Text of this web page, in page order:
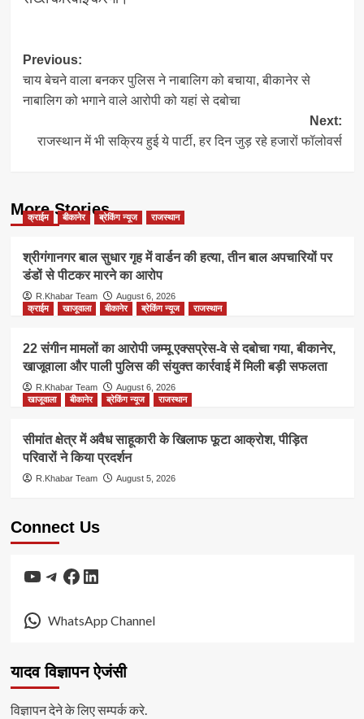
Post
navigation
Previous:
चाय बेचने वाला बनकर पुलिस ने नाबालिग को बचाया, बीकानेर से
नाबालिग को भगाने वाले आरोपी को यहां से दबोचा
Next:
राजस्थान में भी सक्रिय हुई ये पार्टी, हर दिन जुड़ रहे हजारों फॉलोवर्स
More Stories
क्राईम बीकानेर ब्रेकिंग न्यूज राजस्थान
श्रीगंगानगर बाल सुधार गृह में वार्डन की हत्या, तीन बाल अपचारियों पर
डंडों से पीटकर मारने का आरोप
R.Khabar Team
August 6, 2026
क्राईम
खाजूवाला बीकानेर ब्रेकिंग न्यूज राजस्थान
22 संगीन मामलों का आरोपी जम्मू एक्सप्रेस-वे से दबोचा गया, बीकानेर,
खाजूवाला और पाली पुलिस की संयुक्त कार्रवाई में मिली बड़ी सफलता
R.Khabar Team
August 6, 2026
खाजूवाला
बीकानेर ब्रेकिंग न्यूज राजस्थान
सीमांत क्षेत्र में अवैध साहूकारी के खिलाफ फूटा आक्रोश, पीड़ित
परिवारों ने किया प्रदर्शन
R.Khabar Team August 5, 2026
Connect Us
YouTube
Telegram
Facebook
LinkedIn
WhatsApp Channel
यादव विज्ञापन ऐजंसी
विज्ञापन देने के लिए सम्पर्क करे.